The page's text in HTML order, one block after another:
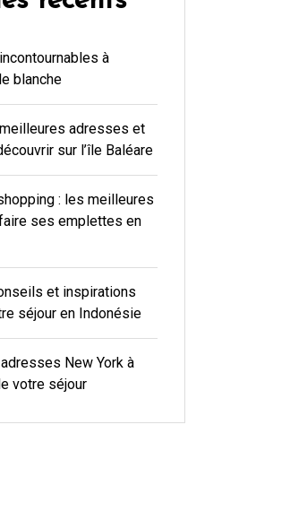
à
blanche
adresses et
sur l’île Baléare
: les meilleures
ses emplettes en
et inspirations
séjour en Indonésie
New York à
votre séjour